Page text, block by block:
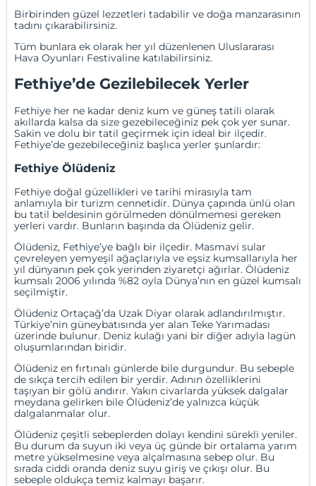
Birbirinden güzel lezzetleri tadabilir ve doğa manzarasının
tadını çıkarabilirsiniz.
Tüm bunlara ek olarak her yıl düzenlenen Uluslararası
Hava Oyunları Festivaline katılabilirsiniz.
Fethiye’de Gezilebilecek Yerler
Fethiye her ne kadar deniz kum ve güneş tatili olarak
akıllarda kalsa da size gezebileceğiniz pek çok yer sunar.
Sakin ve dolu bir tatil geçirmek için ideal bir ilçedir.
Fethiye’de gezebileceğiniz başlıca yerler şunlardır:
Fethiye Ölüdeniz
Fethiye doğal güzellikleri ve tarihi mirasıyla tam
anlamıyla bir turizm cennetidir. Dünya çapında ünlü olan
bu tatil beldesinin görülmeden dönülmemesi gereken
yerleri vardır. Bunların başında da Ölüdeniz gelir.
Ölüdeniz, Fethiye’ye bağlı bir ilçedir. Masmavi sular
çevreleyen yemyeşil ağaçlarıyla ve eşsiz kumsallarıyla her
yıl dünyanın pek çok yerinden ziyaretçi ağırlar.Ölüdeniz
kumsalı 2006 yılında %82 oyla Dünya’nın en güzel kumsalı
seçilmiştir.
Ölüdeniz Ortaçağ’da Uzak Diyar olarak adlandırılmıştır.
Türkiye’nin güneybatısında yer alan Teke Yarımadası
üzerinde bulunur. Deniz kulağı yani bir diğer adıyla lagün
oluşumlarından biridir.
Ölüdeniz en fırtınalı günlerde bile durgundur. Bu sebeple
de sıkça tercih edilen bir yerdir. Adının özelliklerini
taşıyan bir gölü andırır. Yakın civarlarda yüksek dalgalar
meydana gelirken bile Ölüdeniz’de yalnızca küçük
dalgalanmalar olur.
Ölüdeniz çeşitli sebeplerden dolayı kendini sürekli yeniler.
Bu durum da suyun iki veya üç günde bir ortalama yarım
metre yükselmesine veya alçalmasına sebep olur. Bu
sırada ciddi oranda deniz suyu giriş ve çıkışı olur. Bu
sebeple oldukça temiz kalmayı başarır.